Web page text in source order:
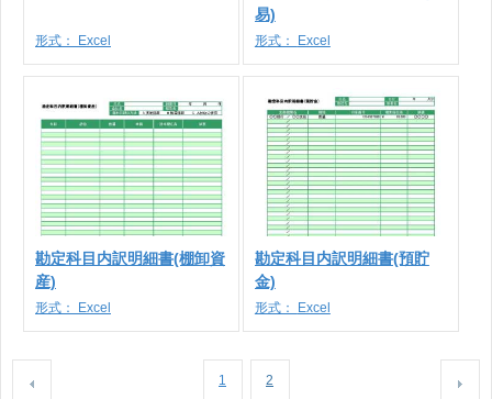
形式： Excel
易)
形式： Excel
勘定科目内訳明細書(棚卸資
産)
形式： Excel
勘定科目内訳明細書(預貯
金)
形式： Excel
1 2